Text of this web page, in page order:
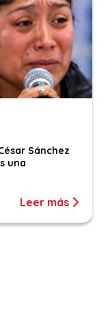
Sánchez
una
Leer más